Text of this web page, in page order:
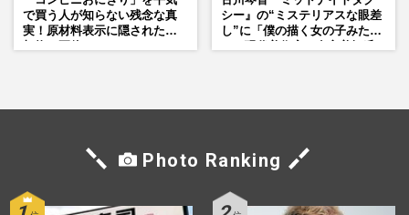
で買う人が知らない残念な真
実！原材料表示に隠された添
シー』の“ミステリアスな眼差
し”に「僕の描く女の子みた
Photo Ranking